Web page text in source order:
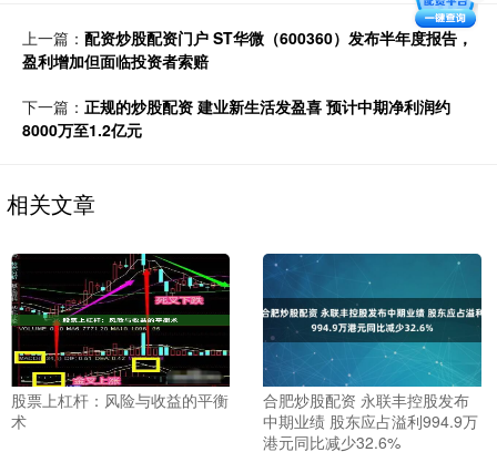
上一篇： 配资炒股配资门户 ST华微（600360）发布半年度报告，
盈利增加但面临投资者索赔
下一篇： 正规的炒股配资 建业新生活发盈喜 预计中期净利润约
8000万至1.2亿元
相关文章
股票上杠杆：风险与收益的平衡
术
合肥炒股配资 永联丰控股发布
中期业绩 股东应占溢利994.9万
港元同比减少32.6%